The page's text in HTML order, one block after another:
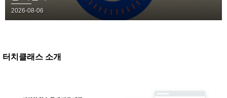
2026-08-06
터치클래스 소개